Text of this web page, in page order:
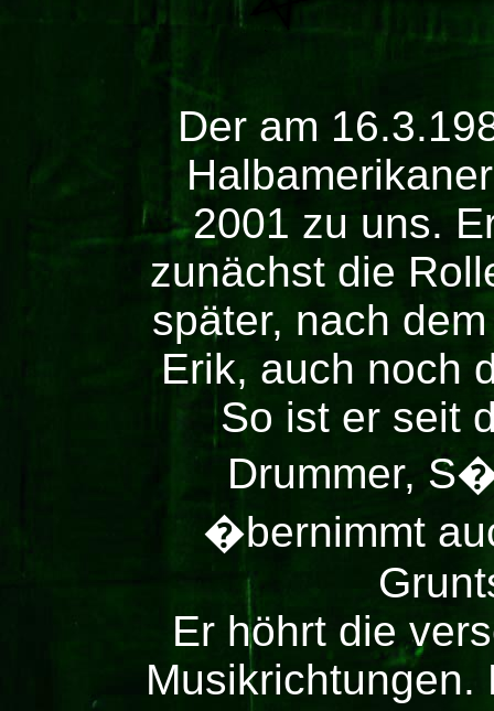
Der am
2001 zu uns.
zunächst die
später, nach
Erik, auch noch
So ist er seit
Drummer,
�bernimmt
Er höhrt die
Musikrichtungen.